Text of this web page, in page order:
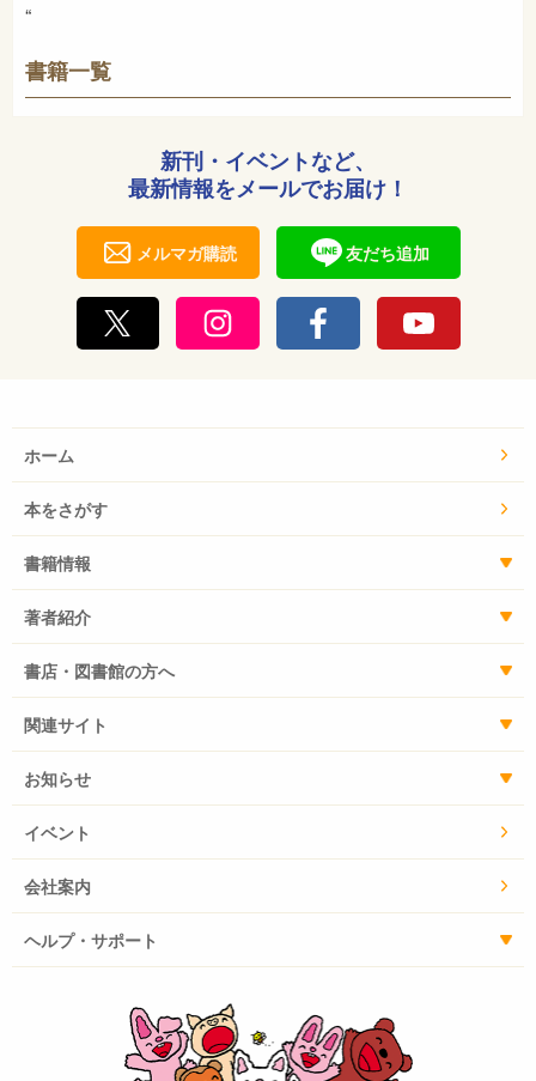
“
書籍一覧
新刊・イベントなど、
最新情報をメールでお届け！
メルマガ購読 友だち追加
ホーム
本をさがす
書籍情報
著者紹介
書店・図書館の方へ
関連サイト
お知らせ
イベント
会社案内
ヘルプ・サポート